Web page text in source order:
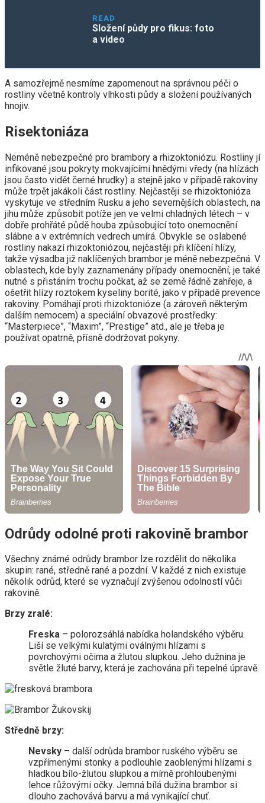
READ
Složení půdy pro fikus: foto
a video
A samozřejmě nesmíme zapomenout na správnou péči o
rostliny včetně kontroly vlhkosti půdy a složení používaných
hnojiv.
Risektoniáza
Neméně nebezpečné pro brambory a rhizoktoniózu. Rostliny jí
infikované jsou pokryty mokvajícími hnědými vředy (na hlízách
jsou často vidět černé hrudky) a stejně jako v případě rakoviny
může trpět jakákoli část rostliny. Nejčastěji se rhizoktonióza
vyskytuje ve středním Rusku a jeho severnějších oblastech, na
jihu může způsobit potíže jen ve velmi chladných létech – v
dobře prohřáté půdě houba způsobující toto onemocnění
slábne a v extrémních vedrech umírá. Obvykle se oslabené
rostliny nakazí rhizoktoniózou, nejčastěji při klíčení hlízy,
takže výsadba již naklíčených brambor je méně nebezpečná. V
oblastech, kde byly zaznamenány případy onemocnění, je také
nutné s přistáním trochu počkat, až se země řádně zahřeje, a
ošetřit hlízy roztokem kyseliny borité, jako v případě prevence
rakoviny. Pomáhají proti rhizoktonióze (a zároveň některým
dalším nemocem) a speciální obvazové prostředky:
“Masterpiece”, “Maxim”, “Prestige” atd., ale je třeba je
používat opatrně, přísně dodržovat pokyny.
Odrůdy odolné proti rakovině brambor
Všechny známé odrůdy brambor lze rozdělit do několika
skupin: rané, středně rané a pozdní. V každé z nich existuje
několik odrůd, které se vyznačují zvýšenou odolností vůči
rakovině.
Brzy zralé:
Freska – polorozsáhlá nabídka holandského výběru.
Liší se velkými kulatými oválnými hlízami s
povrchovými očima a žlutou slupkou. Jeho dužnina je
světle žluté barvy, která je zachována při tepelné úpravě.
Středně brzy:
Nevsky – další odrůda brambor ruského výběru se
vzpřímenými stonky a podlouhle zaoblenými hlízami s
hladkou bílo-žlutou slupkou a mírně prohloubenými
lehce růžovými očky. Jemná bílá dužina brambor si
dlouho zachovává barvu a má vynikající chuť.